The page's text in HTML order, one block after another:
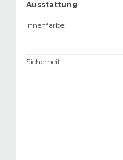
Ausstattung
Innenfarbe:
Sicherheit: